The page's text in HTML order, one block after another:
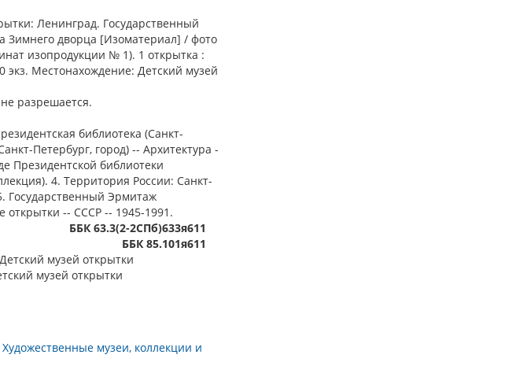
Ленинград. Государственный
Зимнего дворца [Изоматериал] / фото
изопродукции № 1). 1 открытка :
экз. Местонахождение: Детский музей
разрешается.
библиотека (Санкт-
Петербург, город) -- Архитектура -
Президентской библиотеки
4. Территория России: Санкт-
Государственный Эрмитаж
открытки -- СССР -- 1945-1991.
ББК 63.3(2-2СПб)633я611
ББК 85.101я611
музей открытки
музей открытки
музеи, коллекции и